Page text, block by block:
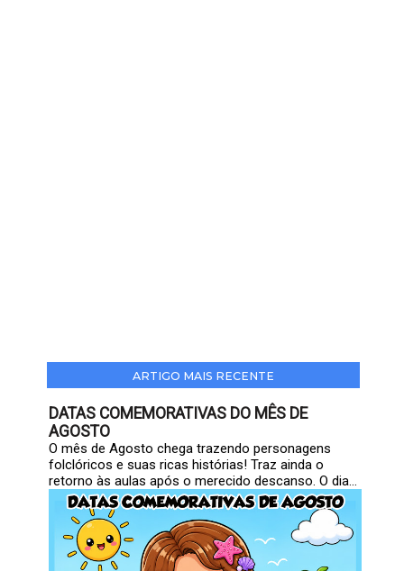
ARTIGO MAIS RECENTE
DATAS COMEMORATIVAS DO MÊS DE
AGOSTO
O mês de Agosto chega trazendo personagens
folclóricos e suas ricas histórias! Traz ainda o
retorno às aulas após o merecido descanso. O dia...